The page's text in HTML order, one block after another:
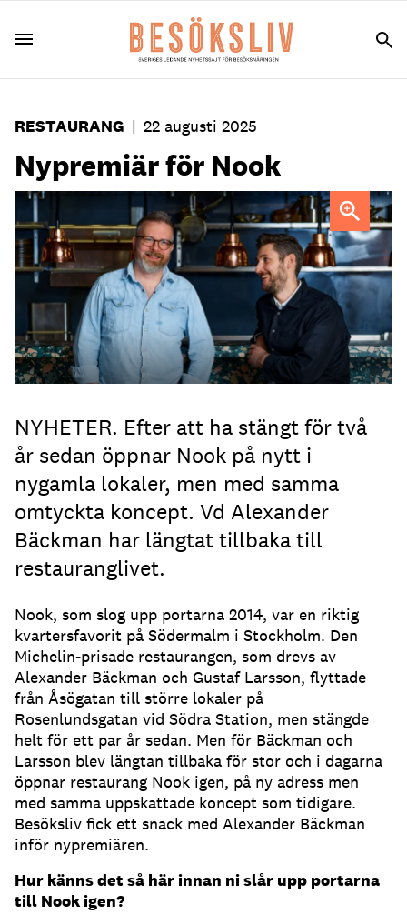
RESTAURANG | 22 augusti 2025
Nypremiär för Nook
Gustaf Larsson och Alexander Bäckman
NYHETER. Efter att ha stängt för två
år sedan öppnar Nook på nytt i
nygamla lokaler, men med samma
omtyckta koncept. Vd Alexander
Bäckman har längtat tillbaka till
restauranglivet.
Nook, som slog upp portarna 2014, var en riktig
kvartersfavorit på Södermalm i Stockholm. Den
Michelin-prisade restaurangen, som drevs av
Alexander Bäckman och Gustaf Larsson, flyttade
från Åsögatan till större lokaler på
Rosenlundsgatan vid Södra Station, men stängde
helt för ett par år sedan. Men för Bäckman och
Larsson blev längtan tillbaka för stor och i dagarna
öppnar restaurang Nook igen, på ny adress men
med samma uppskattade koncept som tidigare.
Besöksliv fick ett snack med Alexander Bäckman
inför nypremiären.
Hur känns det så här innan ni slår upp portarna
till Nook igen?